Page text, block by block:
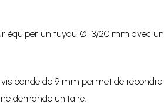
équiper un tuyau Ø 13/20 mm avec
bande de 9 mm permet de répondre
demande unitaire.